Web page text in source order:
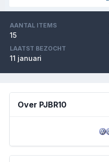
AANTAL ITEMS
15
LAATST BEZOCHT
11 januari
Over PJBR10